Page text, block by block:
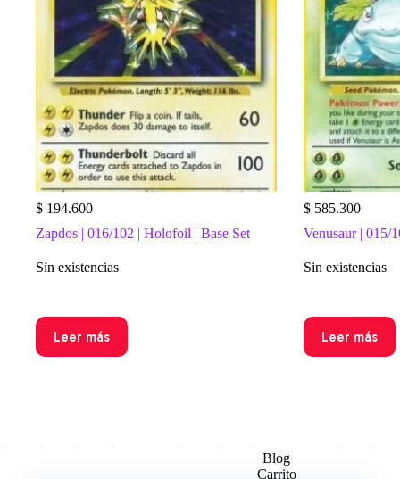
$ 194.600
Zapdos | 016/102 | Holofoil | Base Set
Sin existencias
Leer más
$585.300
Venusaur | 015/
Sin existencias
Leer más
Blog
Carrito